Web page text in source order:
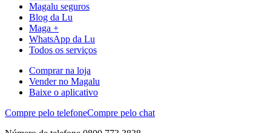
Magalu seguros
Blog da Lu
Maga +
WhatsApp da Lu
Todos os serviços
Comprar na loja
Vender no Magalu
Baixe o aplicativo
Compre pelo telefoneCompre pelo chat